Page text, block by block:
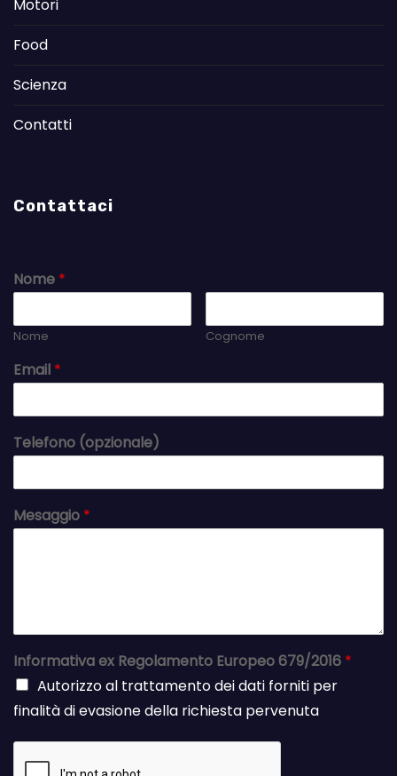
Motori
Food
Scienza
Contatti
Contattaci
Nome *
Nome Cognome
Email *
Telefono (opzionale)
Mesaggio *
Informativa ex Regolamento Europeo 679/2016 *
Autorizzo al trattamento dei dati forniti per
finalità di evasione della richiesta pervenuta